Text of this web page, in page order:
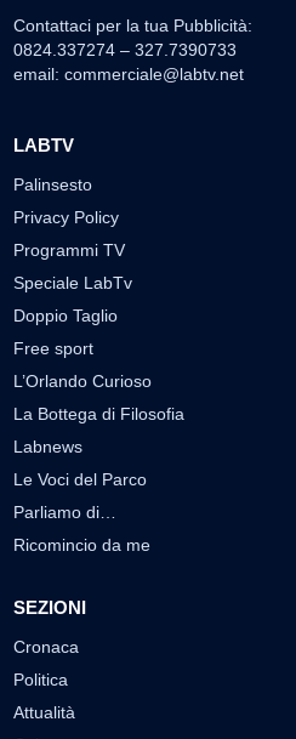
Contattaci per la tua Pubblicità:
0824.337274 – 327.7390733
email: commerciale@labtv.net
LABTV
Palinsesto
Privacy Policy
Programmi TV
Speciale LabTv
Doppio Taglio
Free sport
L’Orlando Curioso
La Bottega di Filosofia
Labnews
Le Voci del Parco
Parliamo di…
Ricomincio da me
SEZIONI
Cronaca
Politica
Attualità